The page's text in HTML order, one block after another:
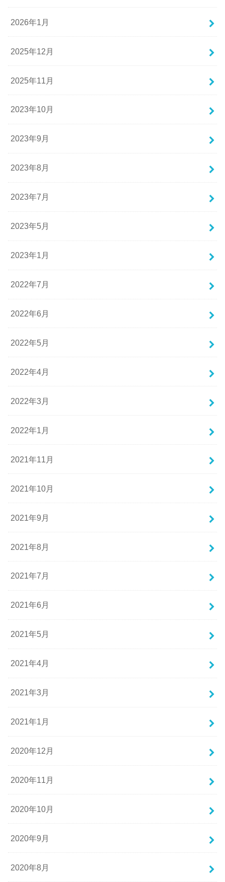
2026年1月
2025年12月
2025年11月
2023年10月
2023年9月
2023年8月
2023年7月
2023年5月
2023年1月
2022年7月
2022年6月
2022年5月
2022年4月
2022年3月
2022年1月
2021年11月
2021年10月
2021年9月
2021年8月
2021年7月
2021年6月
2021年5月
2021年4月
2021年3月
2021年1月
2020年12月
2020年11月
2020年10月
2020年9月
2020年8月